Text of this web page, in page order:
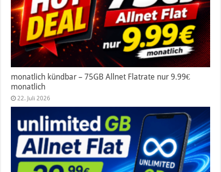
monatlich kündbar – 75GB Allnet Flatrate nur 9.99€
monatlich
22. Juli 2026